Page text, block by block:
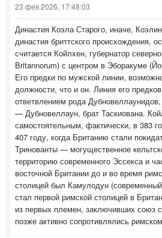
23 фев 2026, 17:48:03
Династия Коэла Старого, иначе,
династия бриттского происхождения,
считается Койлхен, губернатор
Britannorum) с центром в Эборакуме
Его предки по мужской линии,
должности, что и он. Линия его
ответвлением рода Дубновеллаунидов,
— Дубновеллаун, брат Таскиована.
самостоятельным, фактически, в 383
407 году, когда Британию стали
Тринованты — могущественное
территорию современного Эссекса и
восточной Британии до и во время
столицей был Камулодун
стал первой римской столицей в
из первых племен, заключивших союз
позже активно сопротивлялись